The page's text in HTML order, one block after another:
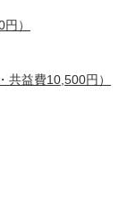
）
益費10,500円）